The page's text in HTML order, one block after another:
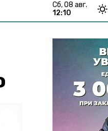
сб, 08 авг.
12:10